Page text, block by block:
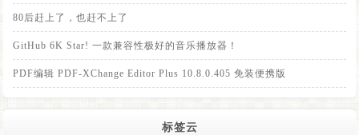
80后赶上了，也赶不上了
GitHub 6K Star! 一款兼容性极好的音乐播放器！
PDF编辑 PDF-XChange Editor Plus 10.8.0.405 免装便携版
标签云